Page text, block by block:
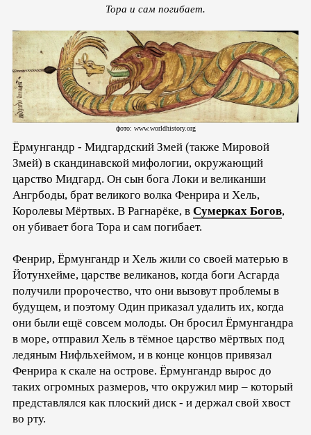
Тора и сам погибает.
фото: www.worldhistory.org
Ёрмунгандр - Мидгардский Змей (также Мировой
Змей) в скандинавской мифологии, окружающий
царство Мидгард. Он сын бога Локи и великанши
Ангрбоды, брат великого волка Фенрира и Хель,
Королевы Мёртвых. В Рагнарёке, в Сумерках Богов,
он убивает бога Тора и сам погибает.
Фенрир, Ёрмунгандр и Хель жили со своей матерью в
Йотунхейме, царстве великанов, когда боги Асгарда
получили пророчество, что они вызовут проблемы в
будущем, и поэтому Один приказал удалить их, когда
они были ещё совсем молоды. Он бросил Ёрмунгандра
в море, отправил Хель в тёмное царство мёртвых под
ледяным Нифльхеймом, и в конце концов привязал
Фенрира к скале на острове. Ёрмунгандр вырос до
таких огромных размеров, что окружил мир – который
представлялся как плоский диск - и держал свой хвост
во рту.